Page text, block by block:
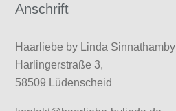
Anschrift
Haarliebe by Linda Sinnathamby
Harlingerstraße 3,
58509 Lüdenscheid